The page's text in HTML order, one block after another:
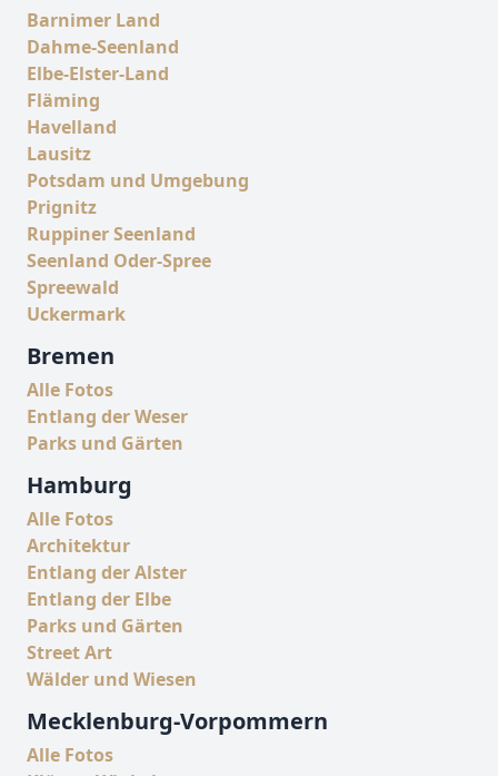
Barnimer Land
Dahme-Seenland
Elbe-Elster-Land
Fläming
Havelland
Lausitz
Potsdam und Umgebung
Prignitz
Ruppiner Seenland
Seenland Oder-Spree
Spreewald
Uckermark
Bremen
Alle Fotos
Entlang der Weser
Parks und Gärten
Hamburg
Alle Fotos
Architektur
Entlang der Alster
Entlang der Elbe
Parks und Gärten
Street Art
Wälder und Wiesen
Mecklenburg-Vorpommern
Alle Fotos